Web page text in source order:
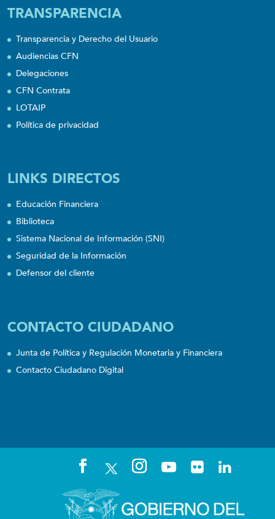
TRANSPARENCIA
Transparencia y Derecho del Usuario
Audiencias CFN
Delegaciones
CFN Contrata
LOTAIP
Política de privacidad
LINKS DIRECTOS
Educación Financiera
Biblioteca
Sistema Nacional de Información (SNI)
Seguridad de la Información
Defensor del cliente
CONTACTO CIUDADANO
Junta de Política y Regulación Monetaria y Financiera
Contacto Ciudadano Digital